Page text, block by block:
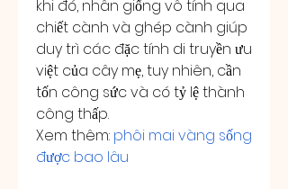
khi đó, nhân giống vô tính qua
chiết cành và ghép cành giúp
duy trì các đặc tính di truyền ưu
việt của cây mẹ, tuy nhiên, cần
tốn công sức và có tỷ lệ thành
công thấp.
Xem thêm: phôi mai vàng sống
được bao lâu